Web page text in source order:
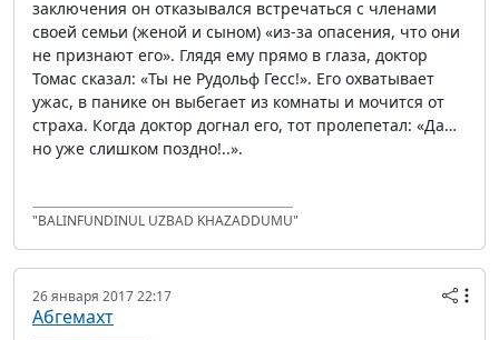
заключения он отказывался встречаться с членами
своей семьи (женой и сыном) «из-за опасения, что они
не признают его». Глядя ему прямо в глаза, доктор
Томас сказал: «Ты не Рудольф Гесс!». Его охватывает
ужас, в панике он выбегает из комнаты и мочится от
страха. Когда доктор догнал его, тот пролепетал: «Да…
но уже слишком поздно!..».
"BALINFUNDINUL UZBAD KHAZADDUMU"
26 января 2017 22:17
Абгемахт